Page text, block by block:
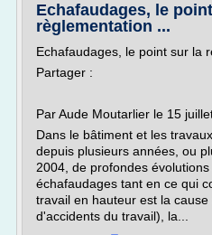
Echafaudages, le
règlementation ...
Echafaudages, le point sur la
Partager :
Par Aude Moutarlier le 15
Dans le bâtiment et les
depuis plusieurs années, ou
2004, de profondes
échafaudages tant en ce qui
travail en hauteur est la
d'accidents du travail), la...